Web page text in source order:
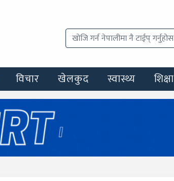
विचार खेलकुद स्वास्थ्य शिक्षा